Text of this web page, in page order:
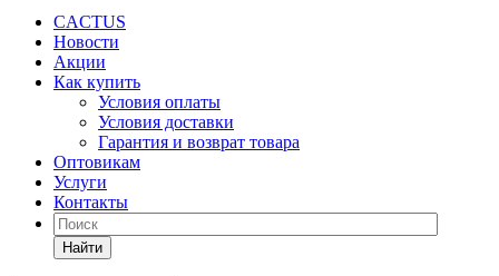
CACTUS
Новости
Акции
Как купить
Условия оплаты
Условия доставки
Гарантия и возврат товара
Оптовикам
Услуги
Контакты
Найти